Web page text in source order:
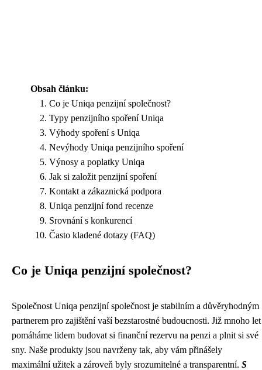
Obsah článku:
Co je Uniqa penzijní společnost?
Typy penzijního spoření Uniqa
Výhody spoření s Uniqa
Nevýhody Uniqa penzijního spoření
Výnosy a poplatky Uniqa
Jak si založit penzijní spoření
Kontakt a zákaznická podpora
Uniqa penzijní fond recenze
Srovnání s konkurencí
Často kladené dotazy (FAQ)
Co je Uniqa penzijní společnost?
Společnost Uniqa penzijní společnost je stabilním a důvěryhodným
partnerem pro zajištění vaší bezstarostné budoucnosti. Již mnoho let
pomáháme lidem budovat si finanční rezervu na penzi a plnit si své
sny. Naše produkty jsou navrženy tak, aby vám přinášely
maximální užitek a zároveň byly srozumitelné a transparentní. S